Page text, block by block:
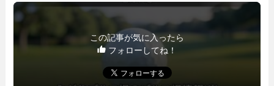
この記事が気に入ったら
フォローしてね！